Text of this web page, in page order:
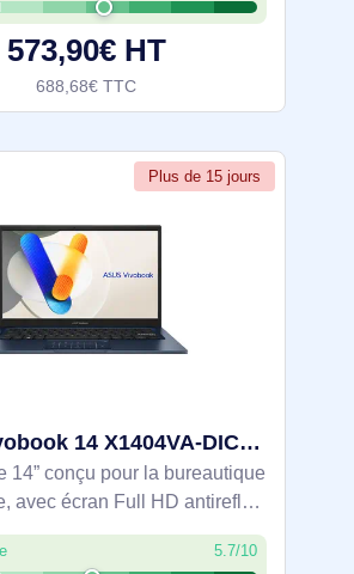
pour un travail fluide. Wi‑Fi
573,90€ HT
688,68€ TTC
Plus de 15 jours
ASUS Vivobook 14 X1404VA-DICEB1599W Intel Core 3 100U Ordinateur portable 35,6 cm (14") Full HD 8 Go - 90NB13U1-M00PX0
14” conçu pour la bureautique
avec écran Full HD antireflet.
Intel Core 3 100U (jusqu’à 4,7
DDR5 et SSD NVMe PCIe 4.0
5.7/10